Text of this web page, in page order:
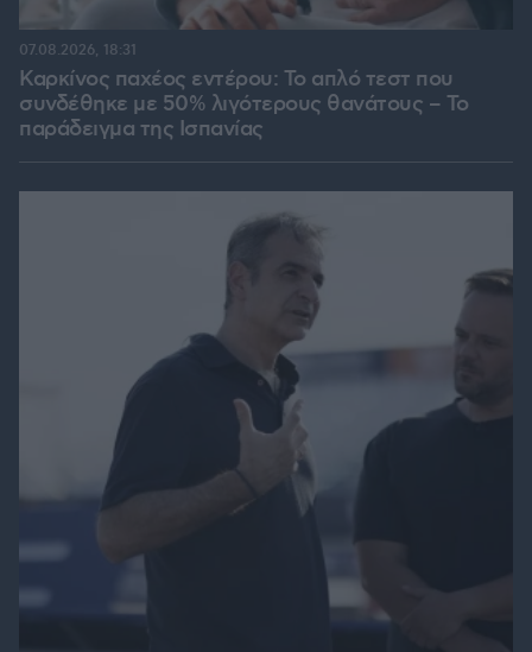
Καρκίνος παχέος εντέρου: Το απλό τεστ που
συνδέθηκε με 50% λιγότερους θανάτους – Το
παράδειγμα της Ισπανίας
07.08.2026, 18:31